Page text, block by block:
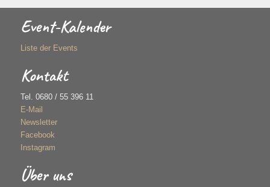
Event-Kalender
Liste der Events
Kontakt
Tel. 0680 / 55 396 11
E-Mail
Newsletter
Facebook
Instagram
Über uns